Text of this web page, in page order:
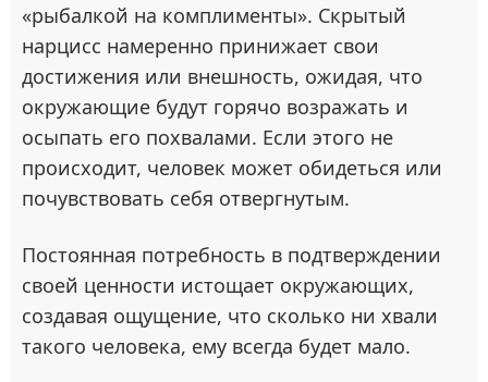
«рыбалкой на комплименты». Скрытый
нарцисс намеренно принижает свои
достижения или внешность, ожидая, что
окружающие будут горячо возражать и
осыпать его похвалами. Если этого не
происходит, человек может обидеться или
почувствовать себя отвергнутым.
Постоянная потребность в подтверждении
своей ценности истощает окружающих,
создавая ощущение, что сколько ни хвали
такого человека, ему всегда будет мало.